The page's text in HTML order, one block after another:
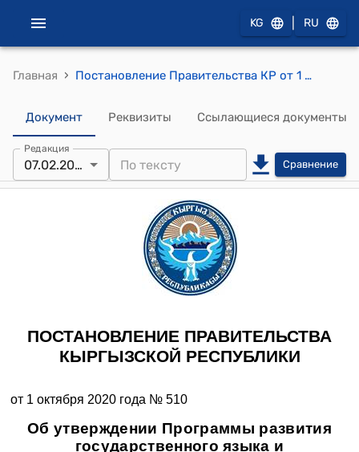
KG RU
Главная › Постановление Правительства КР от 1 октября 2020 года № 510 "Об утверждении Программы развития государственного языка и совершенствования языковой политики в Кыргызской Республике на 2021-2025 годы"
Документ Реквизиты Ссылающиеся документы
Редакция
07.02.2022 Сравнение